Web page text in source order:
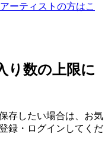
アーティストの方はこ
り数の上限に
存したい場合は、お気
録・ログインしてくだ